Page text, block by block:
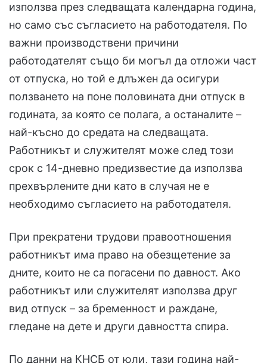
използва през следващата календарна година,
но само със съгласието на работодателя. По
важни производствени причини
работодателят също би могъл да отложи част
от отпуска, но той е длъжен да осигури
ползването на поне половината дни отпуск в
годината, за която се полага, а останалите –
най-късно до средата на следващата.
Работникът и служителят може след този
срок с 14-дневно предизвестие да използва
прехвърлените дни като в случая не е
необходимо съгласието на работодателя.
При прекратени трудови правоотношения
работникът има право на обезщетение за
дните, които не са погасени по давност. Ако
работникът или служителят използва друг
вид отпуск – за бременност и раждане,
гледане на дете и други давността спира.
По данни на КНСБ от юли, тази година най-